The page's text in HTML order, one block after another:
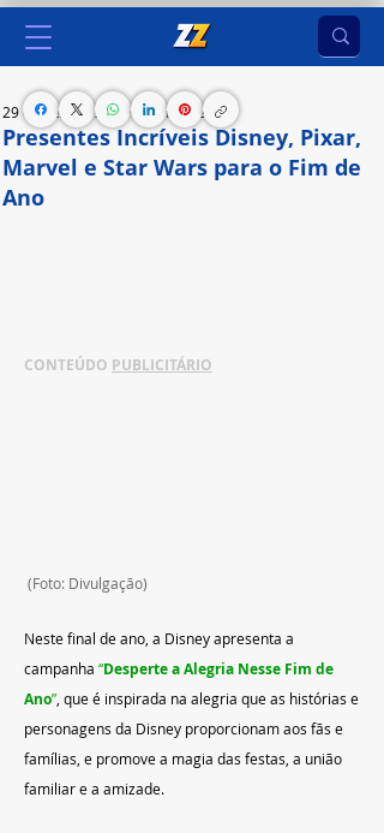
Presentes Incríveis Disney, Pixar,
Marvel e Star Wars para o Fim de
Ano
29 de dez. de 2024 1 min de leitura
CONTEÚDO PUBLICITÁRIO
(Foto: Divulgação)
Neste final de ano, a Disney apresenta a
campanha “Desperte a Alegria Nesse Fim de
Ano” , que é inspirada na alegria que as histórias e
personagens da Disney proporcionam aos fãs e
famílias , e promove a magia das festas, a união
familiar e a amizade.